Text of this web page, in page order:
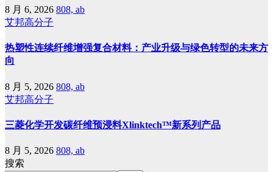
8 月 6, 2026 808, ab
艾邦高分子
热塑性连续纤维增强复合材料：产业升级与绿色转型的未来方
向
8 月 5, 2026 808, ab
艾邦高分子
三菱化学开发碳纤维预浸料Xlinktech™新系列产品
8 月 5, 2026 808, ab
搜索